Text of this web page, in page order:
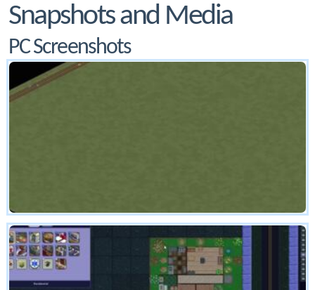
Snapshots and Media
PC Screenshots